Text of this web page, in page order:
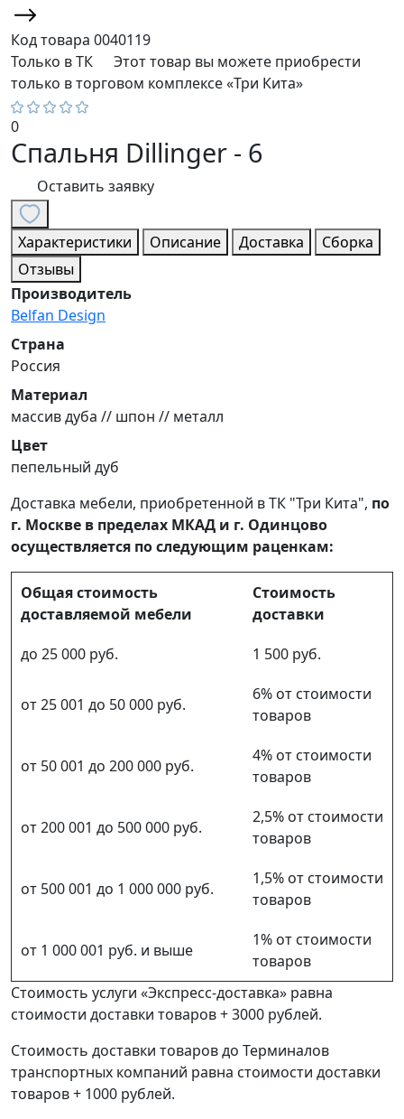
Код товара 0040119
Только в ТК
Этот товар вы можете приобрести
только в торговом комплексе «Три Кита»
0
Спальня Dillinger - 6
Оставить заявку
Характеристики Описание Доставка
Сборка
Отзывы
Производитель
Belfan Design
Страна
Россия
Материал
массив дуба // шпон // металл
Цвет
пепельный дуб
Доставка мебели, приобретенной в ТК "Три Кита", по
г. Москве в пределах МКАД и г. Одинцово
осуществляется по следующим раценкам:
Общая стоимость
доставляемой мебели
Стоимость
доставки
до 25 000 руб.
1 500 руб.
от 25 001 до 50 000 руб.
6% от стоимости
товаров
от 50 001 до 200 000 руб.
4% от стоимости
товаров
от 200 001 до 500 000 руб.
2,5% от стоимости
товаров
от 500 001 до 1 000 000 руб.
1,5% от стоимости
товаров
от 1 000 001 руб. и выше
1% от стоимости
товаров
Стоимость услуги «Экспресс-доставка» равна
стоимости доставки товаров + 3000 рублей.
Стоимость доставки товаров до Терминалов
транспортных компаний равна стоимости доставки
товаров + 1000 рублей.